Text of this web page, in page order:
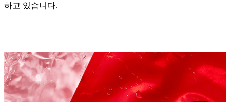
하고 있습니다.